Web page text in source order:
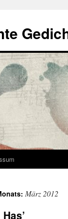
März 2012